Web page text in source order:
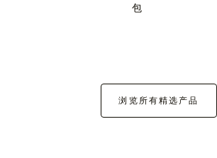
包
浏览所有精选产品